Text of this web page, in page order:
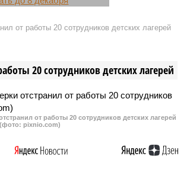
района
на задымление от
Тиньговатово.
до 8 декабря.
вод из
от работы 20 сотрудников детских лагерей
20 сотрудников детских лагерей
от работы 20 сотрудников детских лагерей
(фото: pixnio.com)